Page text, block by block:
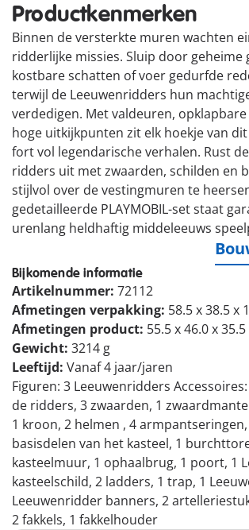
Productkenmerken
Binnen de versterkte muren wachten
ridderlijke missies. Sluip door geheime
kostbare schatten of voer gedurfde
terwijl de Leeuwenridders hun
verdedigen. Met valdeuren,
hoge uitkijkpunten zit elk hoekje van dit
fort vol legendarische verhalen. Rust
ridders uit met zwaarden, schilden en
stijlvol over de vestingmuren te
gedetailleerde PLAYMOBIL-set staat
urenlang heldhaftig middeleeuws
Bijkomende informatie
Artikelnummer: 72112
Afmetingen verpakking: 58.5 x 38.5 x
Afmetingen product: 55.5 x 46.0 x
Gewicht: 3214 g
Leeftijd: Vanaf 4 jaar/jaren
Figuren: 3 Leeuwenridders
de ridders, 3 zwaarden, 1
1 kroon, 2 helmen , 4
basisdelen van het kasteel, 1
kasteelmuur, 1 ophaalbrug, 1 poort, 1
kasteelschild, 2 ladders, 1 trap, 1
Leeuwenridder banners, 2
2 fakkels, 1 fakkelhouder